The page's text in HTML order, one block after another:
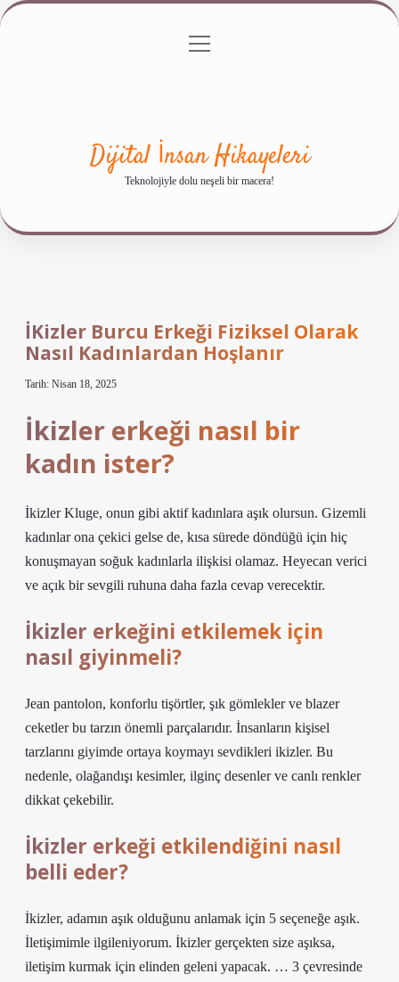
Gizlilik Politikası
menüyü
Dijital İnsan Hikayeleri
Teknolojiyle dolu neşeli bir macera!
İKizler Burcu Erkeği Fiziksel Olarak
Nasıl Kadınlardan Hoşlanır
Tarih: Nisan 18, 2025
İkizler erkeği nasıl bir
kadın ister?
İkizler Kluge, onun gibi aktif kadınlara aşık olursun. Gizemli
kadınlar ona çekici gelse de, kısa sürede döndüğü için hiç
konuşmayan soğuk kadınlarla ilişkisi olamaz. Heyecan verici
ve açık bir sevgili ruhuna daha fazla cevap verecektir.
İkizler erkeğini etkilemek için
nasıl giyinmeli?
Jean pantolon, konforlu tişörtler, şık gömlekler ve blazer
ceketler bu tarzın önemli parçalarıdır. İnsanların kişisel
tarzlarını giyimde ortaya koymayı sevdikleri ikizler. Bu
nedenle, olağandışı kesimler, ilginç desenler ve canlı renkler
dikkat çekebilir.
İkizler erkeği etkilendiğini nasıl
belli eder?
İkizler, adamın aşık olduğunu anlamak için 5 seçeneğe aşık.
İletişimimle ilgileniyorum. İkizler gerçekten size aşıksa,
iletişim kurmak için elinden geleni yapacak. … 3 çevresinde